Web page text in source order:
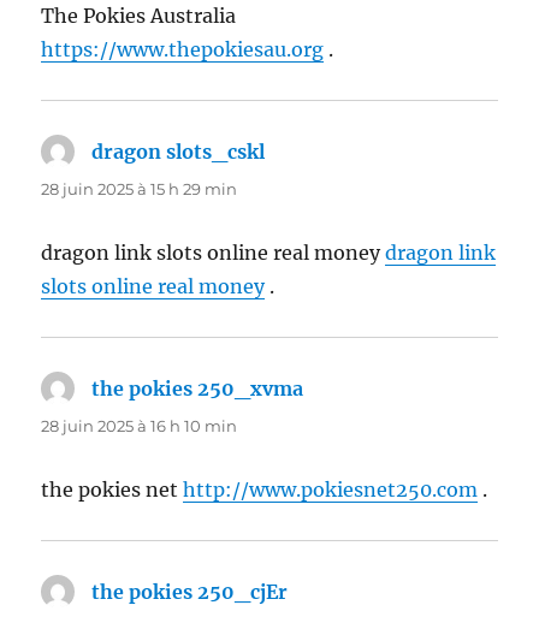
The Pokies Australia
https://www.thepokiesau.org .
dragon slots_cskl
28 juin 2025 à 15 h 29 min
dragon link slots online real moneydragon link
slots online real money.
the pokies 250_xvma
28 juin 2025 à 16 h 10 min
the pokies nethttp://www.pokiesnet250.com .
the pokies 250_cjEr